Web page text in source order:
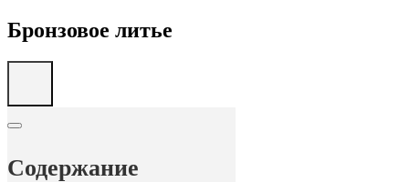
Бронзовое литье
Содержание